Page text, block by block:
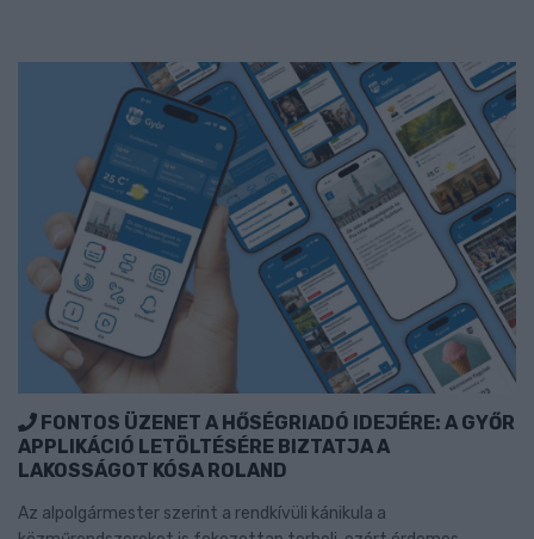
FONTOS ÜZENET A HŐSÉGRIADÓ IDEJÉRE: A GYŐR
APPLIKÁCIÓ LETÖLTÉSÉRE BIZTATJA A
LAKOSSÁGOT KÓSA ROLAND
Az alpolgármester szerint a rendkívüli kánikula a